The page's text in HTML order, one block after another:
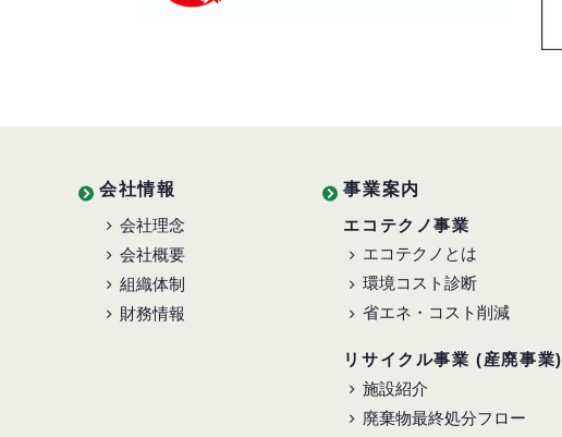
会社情報
会社理念
会社概要
組織体制
財務情報
事業案内
エコテクノ事業
エコテクノとは
環境コスト診断
省エネ・コスト削減
リサイクル事業 (産廃事業)
施設紹介
廃棄物最終処分フロー